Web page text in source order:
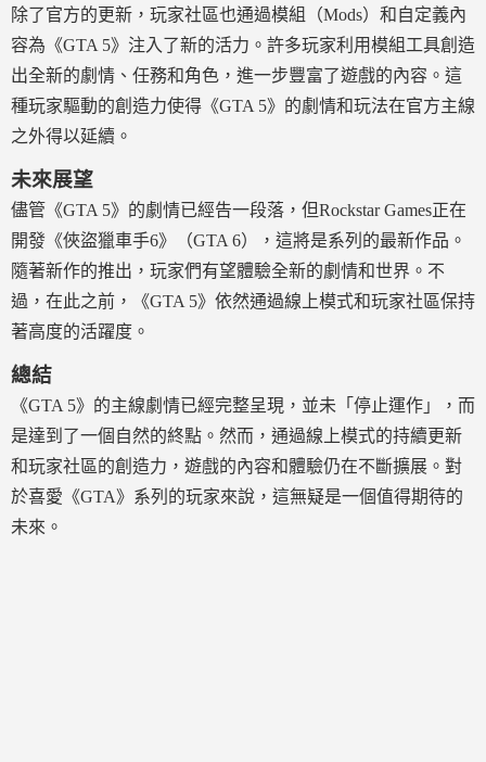
除了官方的更新，玩家社區也通過模組（Mods）和自定義內
容為《GTA 5》注入了新的活力。許多玩家利用模組工具創造
出全新的劇情、任務和角色，進一步豐富了遊戲的內容。這
種玩家驅動的創造力使得《GTA 5》的劇情和玩法在官方主線
之外得以延續。
未來展望
儘管《GTA 5》的劇情已經告一段落，但Rockstar Games正在
開發《俠盜獵車手6》（GTA 6），這將是系列的最新作品。
隨著新作的推出，玩家們有望體驗全新的劇情和世界。不
過，在此之前，《GTA 5》依然通過線上模式和玩家社區保持
著高度的活躍度。
總結
《GTA 5》的主線劇情已經完整呈現，並未「停止運作」，而
是達到了一個自然的終點。然而，通過線上模式的持續更新
和玩家社區的創造力，遊戲的內容和體驗仍在不斷擴展。對
於喜愛《GTA》系列的玩家來說，這無疑是一個值得期待的
未來。